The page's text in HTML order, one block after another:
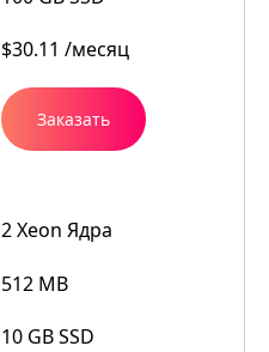
$30.11 /месяц
Заказать
2 Xeon Ядра
512 MB
10 GB SSD